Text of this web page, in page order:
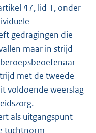
47, lid 1, onder
gedragingen die
maar in strijd
met de tweede
voldoende weerslag
als uitgangspunt
tuchtnorm